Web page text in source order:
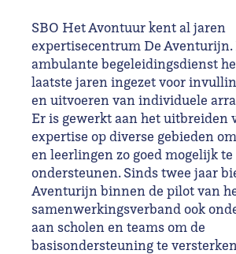
SBO Het Avontuur kent al jaren
expertisecentrum De Aventurijn.
ambulante begeleidingsdienst
laatste jaren ingezet voor
en uitvoeren van individuele
Er is gewerkt aan het uitbreiden
expertise op diverse gebieden
en leerlingen zo goed mogelijk te
ondersteunen. Sinds twee jaar
Aventurijn binnen de pilot van
samenwerkingsverband ook
aan scholen en teams om de
basisondersteuning te